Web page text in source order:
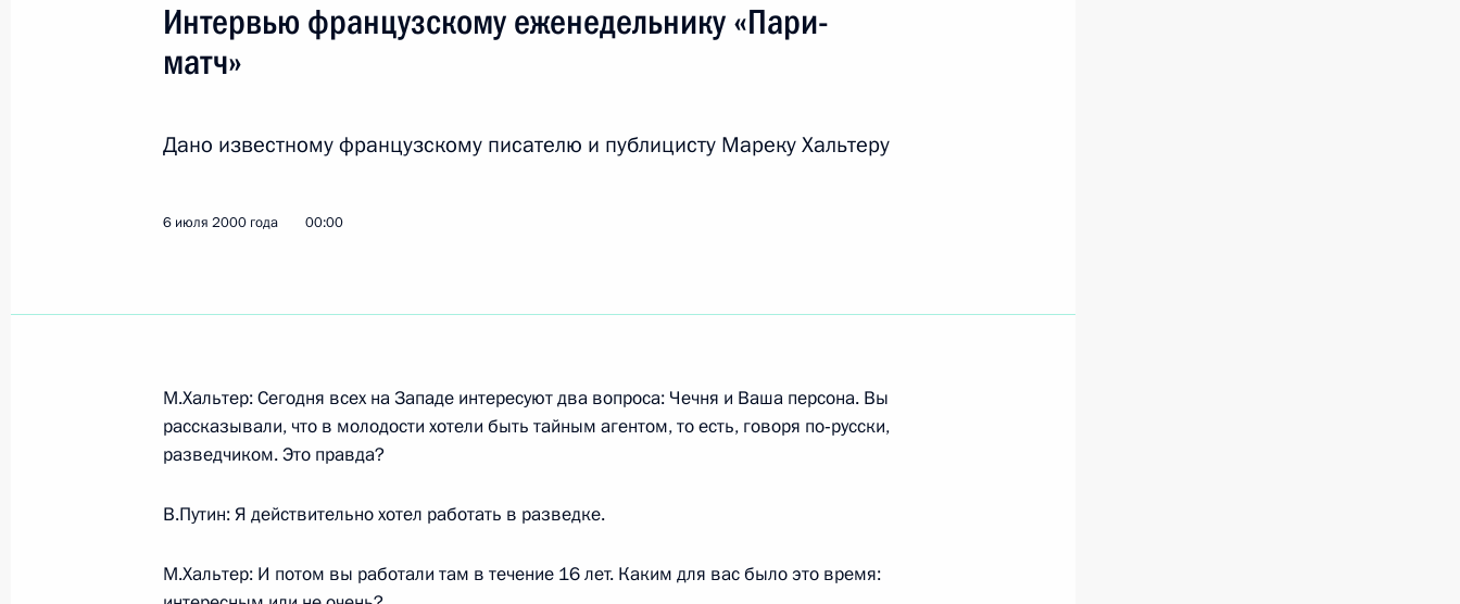
Интервью французскому еженедельнику «Пари-
матч»
Дано известному французскому писателю и публицисту Мареку Хальтеру
6 июля 2000 года 00:00
М.Хальтер: Сегодня всех на Западе интересуют два вопроса: Чечня и Ваша персона. Вы
рассказывали, что в молодости хотели быть тайным агентом, то есть, говоря по‑русски,
разведчиком. Это правда?
В.Путин: Я действительно хотел работать в разведке.
М.Хальтер: И потом вы работали там в течение 16 лет. Каким для вас было это время: